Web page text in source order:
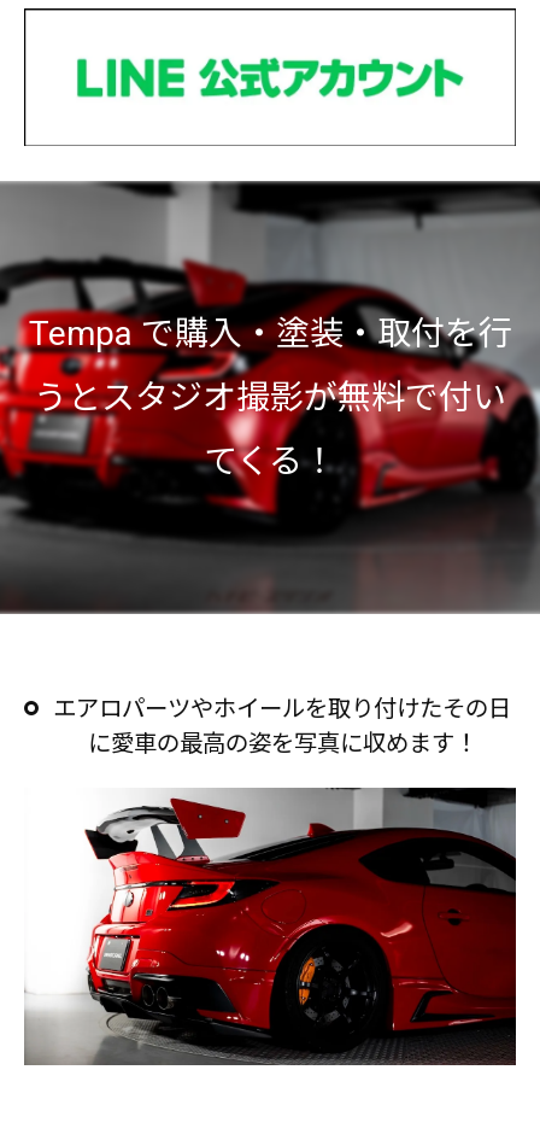
Tempa で購入・塗装・取付を行
うとスタジオ撮影が無料で付い
てくる！
エアロパーツやホイールを取り付けたその日
に愛車の最高の姿を写真に収めます！